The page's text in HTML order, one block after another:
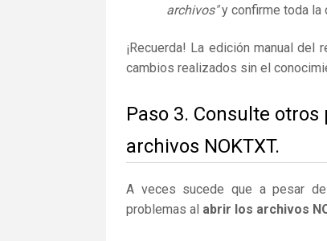
archivos"y confirme toda la
¡Recuerda! La edición manual
cambios realizados sin el
Paso 3. Consulte
archivos NOKTXT.
A veces sucede que a pesar
problemas al abrir los archivos